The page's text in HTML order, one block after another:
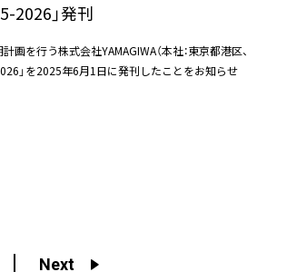
2026」発刊
を行う株式会社YAMAGIWA（本社：東京都港区、
」を2025年6月1日に発刊したことをお知らせ
Next